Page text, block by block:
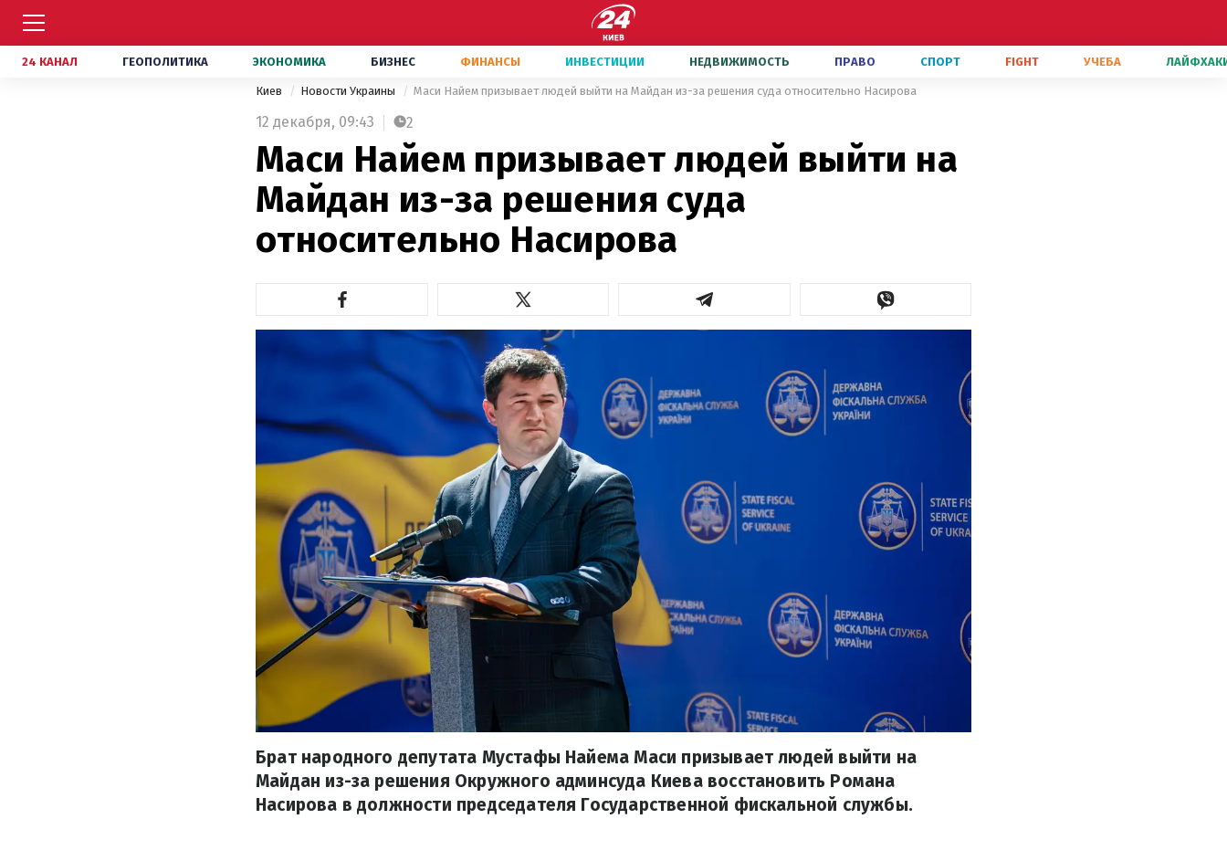
24 КАНАЛ ГЕОПОЛИТИКА ЭКОНОМИКА БИЗНЕС ФИНАНСЫ ИНВЕСТИЦИИ НЕДВИЖИМОСТЬ ПРАВО СПОРТ FIGHT УЧЕБА
Киев Новости Украины Маси Найем призывает людей выйти на Майдан из-за решения суда относительно Насирова
12 декабря, 09:43 2
Маси Найем призывает людей выйти на
Майдан из-за решения суда
относительно Насирова
Брат народного депутата Мустафы Найема Маси призывает людей выйти на
Майдан из-за решения Окружного админсуда Киева восстановить Романа
Насирова в должности председателя Государственной фискальной службы.